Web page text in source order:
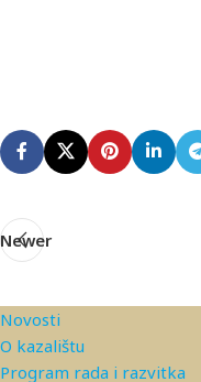
Newer
Novosti
O kazalištu
Program rada i razvitka